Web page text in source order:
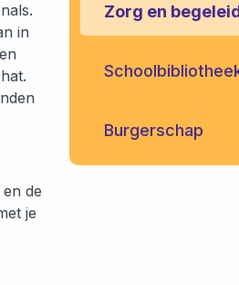
in
de
je
Zorg en
Burgerschap